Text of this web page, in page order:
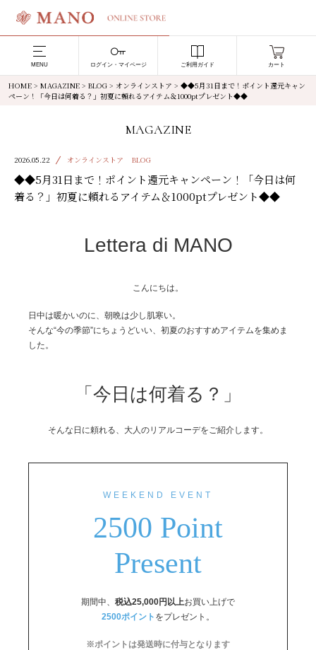
MENU ログイン・マイページ ご利用ガイド カート
HOME > MAGAZINE > BLOG > オンラインストア > ◆◆5月31日まで！ポイント還元キャン
ペーン！「今日は何着る？」初夏に頼れるアイテム＆1000ptプレゼント◆◆
MAGAZINE
2026.05.22 オンラインストア BLOG
◆◆5月31日まで！ポイント還元キャンペーン！「今日は何
着る？」初夏に頼れるアイテム＆1000ptプレゼント◆◆
Lettera di MANO
こんにちは。
日中は暖かいのに、朝晩は少し肌寒い。
そんな“今の季節”にちょうどいい、初夏のおすすめアイテムを集めま
した。
「今日は何着る？」
そんな日に頼れる、大人のリアルコーデをご紹介します。
WEEKEND EVENT
2500 Point
Present
期間中、 税込25,000円以上お買い上げで
2500ポイント をプレゼント。
※ポイントは発送時に付与となります